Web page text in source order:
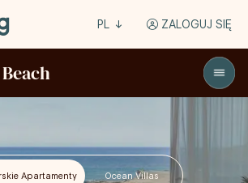
PL ZALOGUJ SIĘ
Apartamenty Ocean Villas